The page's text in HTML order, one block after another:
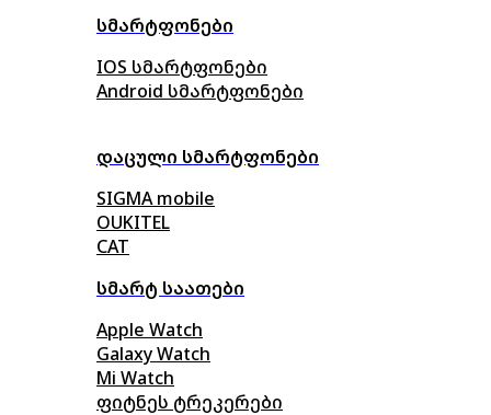
სმარტფონები
IOS სმარტფონები
Android სმარტფონები
დაცული სმარტფონები
SIGMA mobile
OUKITEL
CAT
სმარტ საათები
Apple Watch
Galaxy Watch
Mi Watch
ფიტნეს ტრეკერები